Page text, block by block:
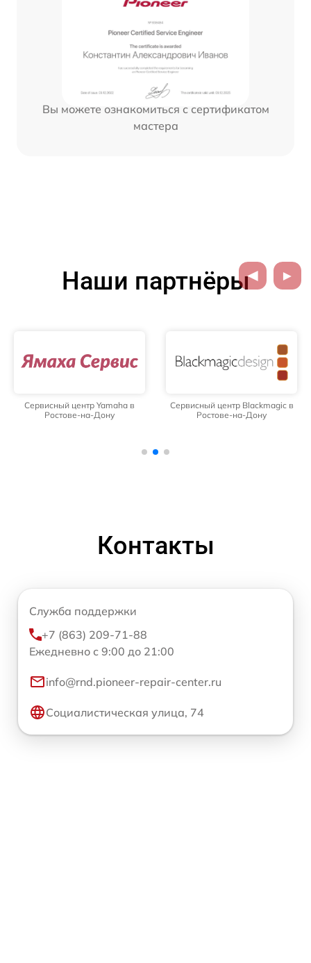
Вы можете ознакомиться с сертификатом
мастера
Наши партнёры
Сервисный центр Yamaha в
Ростове-на-Дону
Сервисный центр Blackmagic в
Ростове-на-Дону
Контакты
Служба поддержки
+7 (863) 209-71-88
Ежедневно с 9:00 до 21:00
info@rnd.pioneer-repair-center.ru
Социалистическая улица, 74